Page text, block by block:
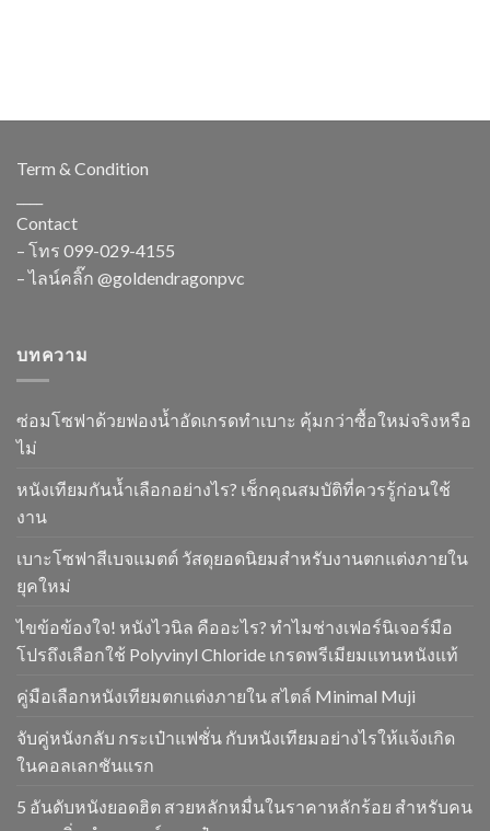
Term & Condition
Contact
– โทร 099-029-4155
– ไลน์คลิ๊ก @goldendragonpvc
บทความ
ซ่อมโซฟาด้วยฟองน้ำอัดเกรดทำเบาะ คุ้มกว่าซื้อใหม่จริงหรือ
ไม่
หนังเทียมกันน้ำเลือกอย่างไร? เช็กคุณสมบัติที่ควรรู้ก่อนใช้
งาน
เบาะโซฟาสีเบจแมตต์ วัสดุยอดนิยมสำหรับงานตกแต่งภายใน
ยุคใหม่
ไขข้อข้องใจ! หนังไวนิล คืออะไร? ทำไมช่างเฟอร์นิเจอร์มือ
โปรถึงเลือกใช้ Polyvinyl Chloride เกรดพรีเมียมแทนหนังแท้
คู่มือเลือกหนังเทียมตกแต่งภายใน สไตล์ Minimal Muji
จับคู่หนังกลับ กระเป๋าแฟชั่น กับหนังเทียมอย่างไรให้แจ้งเกิด
ในคอลเลกชันแรก
5 อันดับหนังยอดฮิต สวยหลักหมื่นในราคาหลักร้อย สำหรับคน